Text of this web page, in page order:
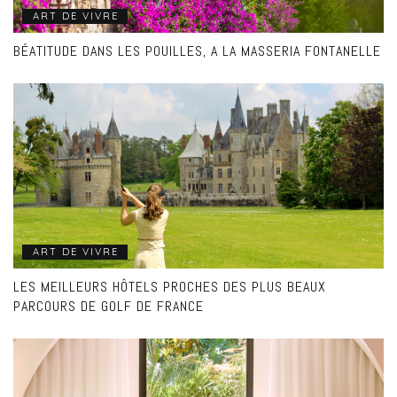
ART DE VIVRE
BÉATITUDE DANS LES POUILLES, A LA MASSERIA FONTANELLE
ART DE VIVRE
LES MEILLEURS HÔTELS PROCHES DES PLUS BEAUX
PARCOURS DE GOLF DE FRANCE